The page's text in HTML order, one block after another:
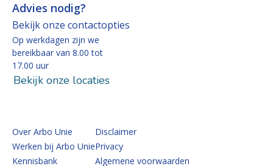
Advies nodig?
Bekijk onze contactopties
Op werkdagen zijn we
bereikbaar van 8.00 tot
17.00 uur
Bekijk onze locaties
Over Arbo Unie
Werken bij Arbo Unie
Kennisbank
Disclaimer
Privacy
Algemene voorwaarden